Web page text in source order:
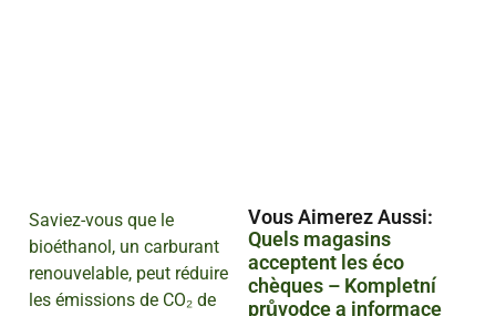
Saviez-vous que le
bioéthanol, un carburant
renouvelable, peut réduire
les émissions de CO₂ de
Vous Aimerez Aussi :
Quels magasins
acceptent les éco
chèques – Kompletní
průvodce a informace